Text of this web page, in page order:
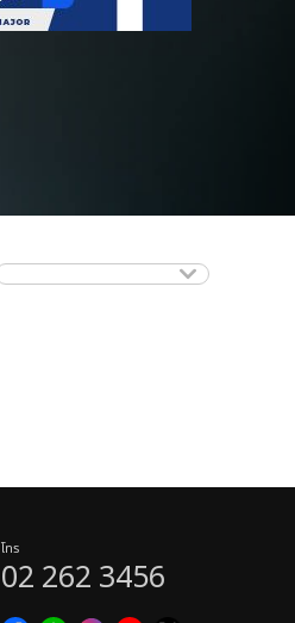
โทร
02 262 3456